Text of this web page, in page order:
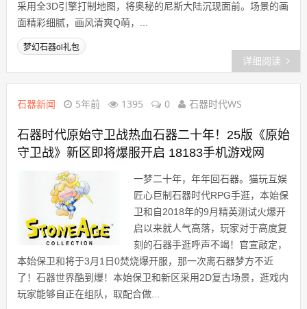
采用全3D引擎打制地图，将奥秘的尼斯大陆沉现面前。场景的画
面精彩细腻，画风清爽Q萌，...
梦幻石器ol礼包
详细阅读
石器新闻 5年前 1395 0 石器时代WS
石器时代原始守卫战热血石器二十年！25版《原始
守卫战》新区即将爆服开启 18183手机游戏网
一梦二十年，年年回石器。猫玩互娱
匠心巨制石器时代RPG手逛，本始保
卫和自2018年的9月精英测试火爆开
启以来就人气高落，玩家对于高度复
刻的石器手逛呼声不竭！官宣敲定，
本始保卫和将于3月1日0焚烧爆开服，那一次离石器梦方不近
了！石器世界酷到爆！本始保卫和新区采用2D复古场景，逛戏内
玩家能够自正在组队，取配合做...